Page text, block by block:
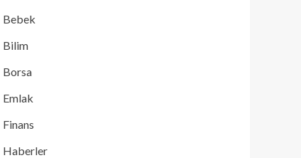
Bebek
Bilim
Borsa
Emlak
Finans
Haberler